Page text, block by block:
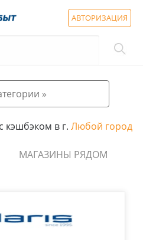
АВТОРИЗАЦИЯ
»
кэшбэком в г. Любой город
МАГАЗИНЫ РЯДОМ